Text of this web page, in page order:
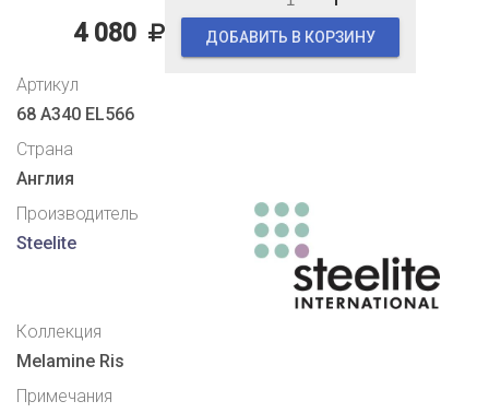
4 080 ДОБАВИТЬ В КОРЗИНУ
Артикул
68 A340 EL566
Страна
Англия
Производитель
Steelite
Коллекция
Melamine Ris
Примечания